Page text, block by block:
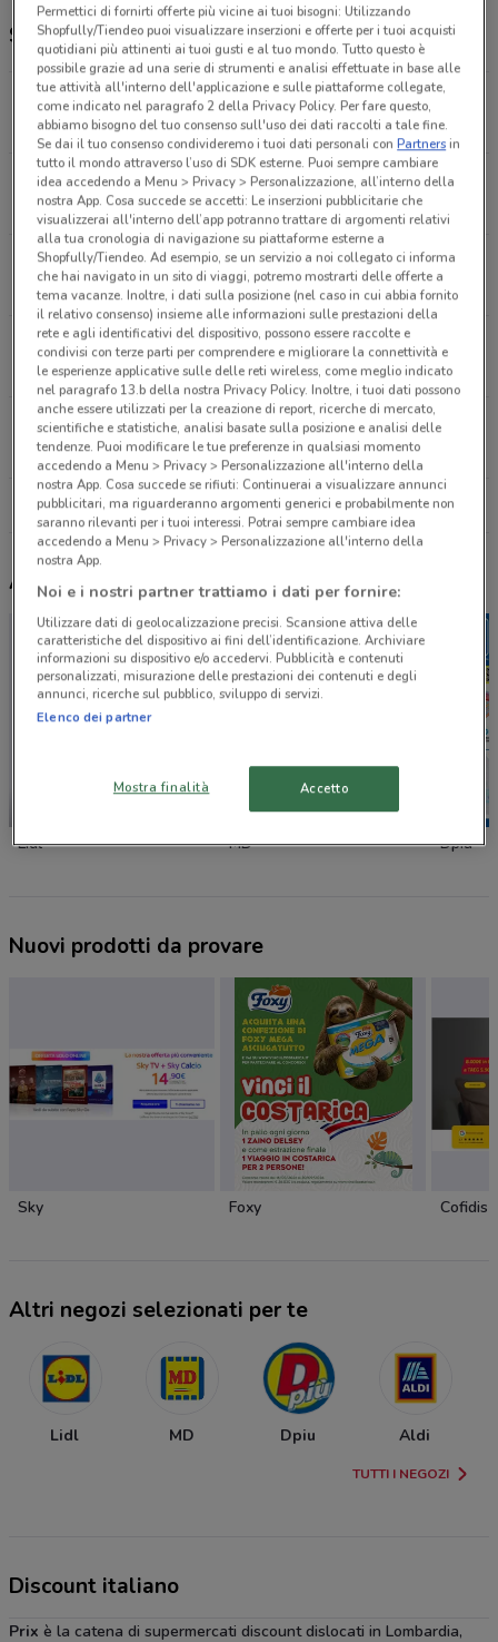
Supermercati Prix e orari
Via Arezzo, 7 Milano
2.9 km
APERTO
Via G. Carducci, 6 Cologno Monzese
4.2 km
APERTO
Via Giotto Monza
5.6 km
APERTO
Corso Matteotti 15 Seregno
12.6 km
APERTO
Via Liguria, 23 Peschiera Borromeo
13.7 km
APERTO
Tutti i negozi Prix
Altri volantini nelle vicinanze
Lidl
-2 GIORNI
MD Dpiu
Nuovi prodotti da provare
Sky Foxy Cofidis
Altri negozi selezionati per te
Lidl MD Dpiu Aldi
TUTTI I NEGOZI
Discount italiano
Prix è la catena di supermercati discount dislocati in Lombardia,
Permettici di fornirti offerte più vicine ai tuoi bisogni: Utilizzando
Shopfully/Tiendeo puoi visualizzare inserzioni e offerte per i tuoi acquisti
quotidiani più attinenti ai tuoi gusti e al tuo mondo. Tutto questo è
possibile grazie ad una serie di strumenti e analisi effettuate in base alle
tue attività all'interno dell'applicazione e sulle piattaforme collegate,
come indicato nel paragrafo 2 della Privacy Policy. Per fare questo,
abbiamo bisogno del tuo consenso sull'uso dei dati raccolti a tale fine.
Se dai il tuo consenso condivideremo i tuoi dati personali conPartnersin
tutto il mondo attraverso l’uso di SDK esterne. Puoi sempre cambiare
idea accedendo a Menu > Privacy > Personalizzazione, all’interno della
nostra App. Cosa succede se accetti: Le inserzioni pubblicitarie che
visualizzerai all'interno dell’app potranno trattare di argomenti relativi
alla tua cronologia di navigazione su piattaforme esterne a
Shopfully/Tiendeo. Ad esempio, se un servizio a noi collegato ci informa
che hai navigato in un sito di viaggi, potremo mostrarti delle offerte a
tema vacanze. Inoltre, i dati sulla posizione (nel caso in cui abbia fornito
il relativo consenso) insieme alle informazioni sulle prestazioni della
rete e agli identificativi del dispositivo, possono essere raccolte e
condivisi con terze parti per comprendere e migliorare la connettività e
le esperienze applicative sulle delle reti wireless, come meglio indicato
nel paragrafo 13.b della nostra Privacy Policy. Inoltre, i tuoi dati possono
anche essere utilizzati per la creazione di report, ricerche di mercato,
scientifiche e statistiche, analisi basate sulla posizione e analisi delle
tendenze. Puoi modificare le tue preferenze in qualsiasi momento
accedendo a Menu > Privacy > Personalizzazione all'interno della
nostra App. Cosa succede se rifiuti: Continuerai a visualizzare annunci
pubblicitari, ma riguarderanno argomenti generici e probabilmente non
saranno rilevanti per i tuoi interessi. Potrai sempre cambiare idea
accedendo a Menu > Privacy > Personalizzazione all'interno della
nostra App.
Noi e i nostri partner trattiamo i dati per fornire:
Utilizzare dati di geolocalizzazione precisi. Scansione attiva delle
caratteristiche del dispositivo ai fini dell’identificazione. Archiviare
informazioni su dispositivo e/o accedervi. Pubblicità e contenuti
personalizzati, misurazione delle prestazioni dei contenuti e degli
annunci, ricerche sul pubblico, sviluppo di servizi.
Elenco dei partner
Mostra finalità Accetto